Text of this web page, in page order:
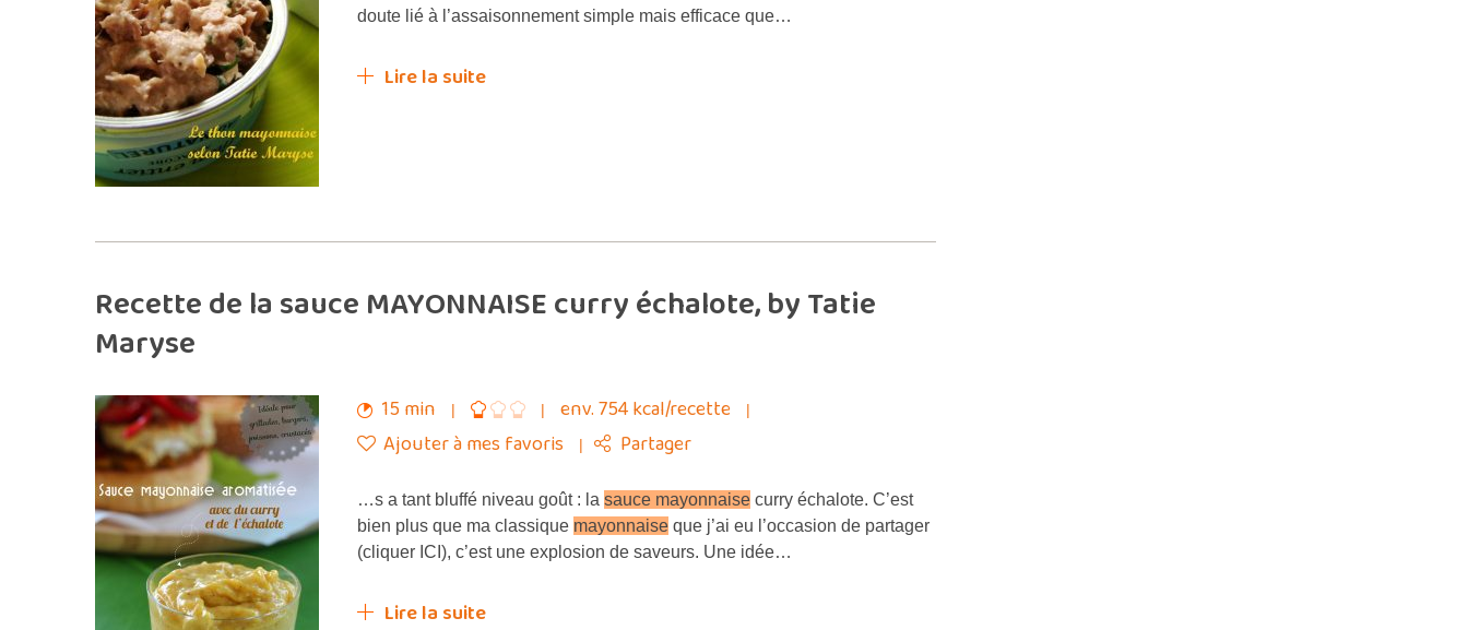
doute lié à l’assaisonnement simple mais efficace que…
Lire la suite
Recette de la sauce MAYONNAISE curry échalote, by Tatie
Maryse
15 min
env. 754 kcal/recette
Ajouter à mes favoris
Partager
…s a tant bluffé niveau goût : la sauce mayonnaise curry échalote. C’est
bien plus que ma classique mayonnaise que j’ai eu l’occasion de partager
(cliquer ICI), c’est une explosion de saveurs. Une idée…
Lire la suite